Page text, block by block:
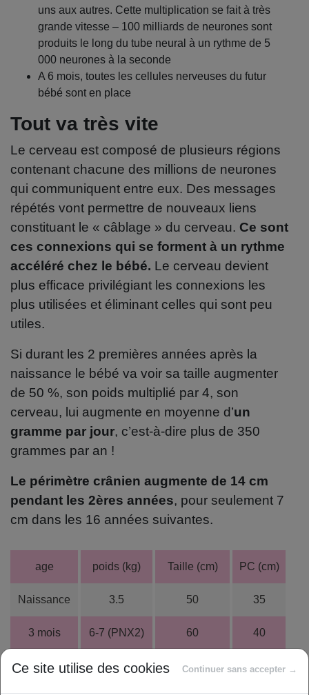
uns aux autres. Cette multiplication se fait à très
grande vitesse – 100 milliards de neurones sont
produits le long du tube neural à un rythme de 5
000 neurones à la seconde
A 6 mois, toutes les cellules nerveuses du futur
bébé sont en place
Tout va très vite
Le cerveau est composé de plusieurs régions
contenant chacune des millions de neurones
qui communiquent entre eux. Des messages
répétés vont permettre de nouveaux liens
constituant le « câblage » du cerveau. Ce sont
ces connexions qui se forment à un rythme
accéléré chez le bébé. Le cerveau devient
plus efficace privilégiant les connexions les
plus utilisées et éliminant celles qui sont peu
utiles.
Si durant les 2 premières années après la
naissance le bébé va voir sa taille augmenter
de 50 %, son poids multiplié par 4, son
cerveau, lui augmente en moyenne d’un
gramme par jour, c’est-à-dire plus de 350
grammes par an !
Le périmètre crânien augmente de 14 cm
pendant les 2ères années, pour seulement 7
cm dans les 16 années suivantes.
age poids (kg) Taille (cm) PC (cm)
Naissance 3.5 50 35
3 mois 6-7 (PNX2) 60 40
9 mois> 8-9 70 45
Ce site utilise des cookies Continuer sans accepter →